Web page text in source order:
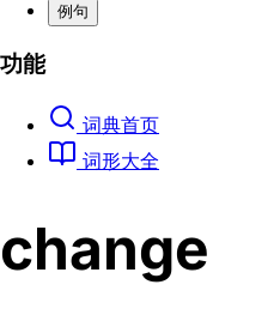
例句
功能
词典首页
词形大全
change